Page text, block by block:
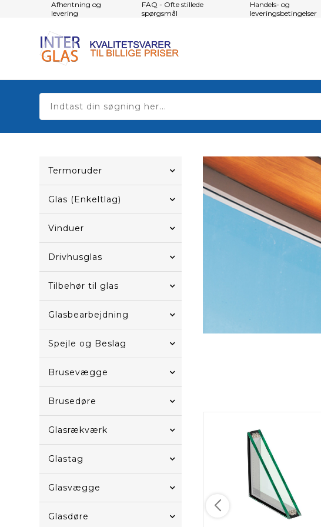
Afhentning og
levering
FAQ - Ofte stillede
spørgsmål
Handels- og
leveringsbetingelser
Termoruder
Glas (Enkeltlag)
Vinduer
Drivhusglas
Tilbehør til glas
Glasbearbejdning
Spejle og Beslag
Brusevægge
Brusedøre
Glasrækværk
Glastag
Glasvægge
Glasdøre